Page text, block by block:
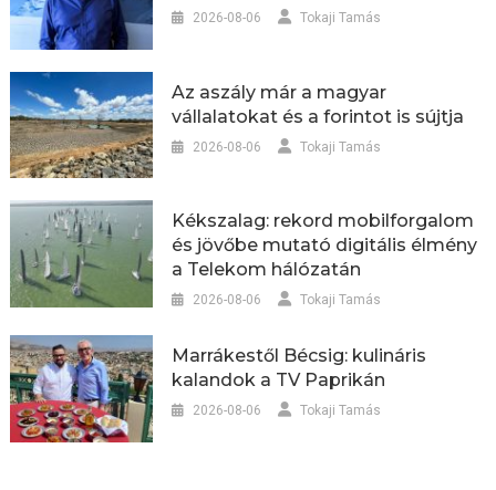
2026-08-06 Tokaji Tamás
Az aszály már a magyar
vállalatokat és a forintot is sújtja
2026-08-06 Tokaji Tamás
Kékszalag: rekord mobilforgalom
és jövőbe mutató digitális élmény
a Telekom hálózatán
2026-08-06 Tokaji Tamás
Marrákestől Bécsig: kulináris
kalandok a TV Paprikán
2026-08-06 Tokaji Tamás